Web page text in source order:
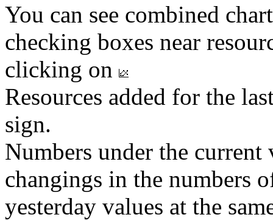
You can see combined
checking boxes near
clicking on
Resources added for the
sign.
Numbers under the
changings in the numbers
yesterday values at the